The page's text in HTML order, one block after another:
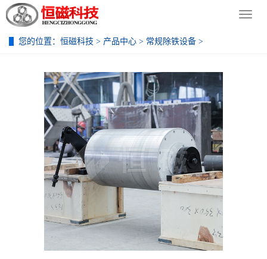
导
导
您的位置： 恒磁科技 > 产品中心 > 常规除铁设备 >